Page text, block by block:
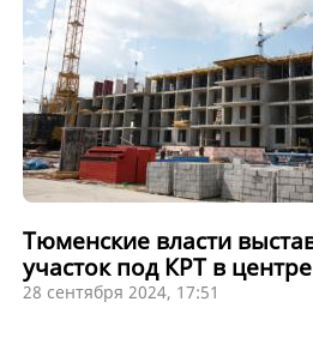
Тюменские власти
участок под КРТ в
28 сентября 2024, 17:51